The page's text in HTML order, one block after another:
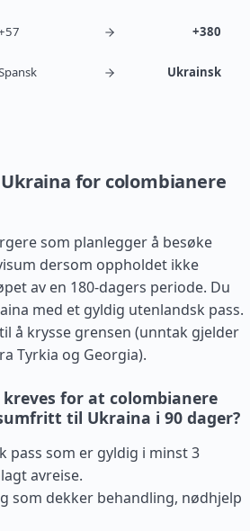
+380
Ukrainsk
for colombianere
som planlegger å besøke
dersom oppholdet ikke
av en 180-dagers periode. Du
med et gyldig utenlandsk pass.
å krysse grensen (unntak gjelder
Tyrkia og Georgia).
for at colombianere
til Ukraina i 90 dager?
pass som er gyldig i minst 3
avreise.
som dekker behandling, nødhjelp